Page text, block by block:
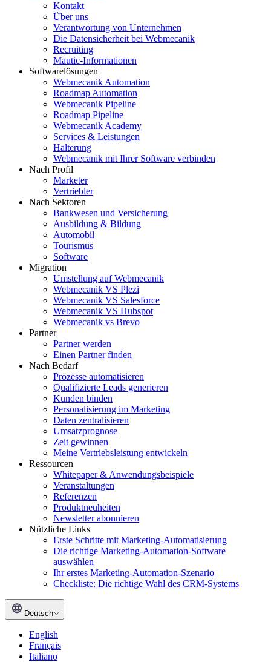
Kontakt
Über uns
Verantwortung von Unternehmen
Die Datensicherheit bei Webmecanik
Recruiting
Mautic-Informationen
Softwarelösungen
Webmecanik Automation
Roadmap Automation
Webmecanik Pipeline
Roadmap Pipeline
Webmecanik Academy
Services & Leistungen
Halterung
Webmecanik mit Ihrer Software verbinden
Nach Profil
Marketer
Vertriebler
Nach Sektoren
Bankwesen und Versicherung
Ausbildung & Bildung
Automobil
Tourismus
Software
Migration
Umstellung auf Webmecanik
Webmecanik VS Plezi
Webmecanik VS Salesforce
Webmecanik VS Hubspot
Webmecanik vs Brevo
Partner
Partner werden
Einen Partner finden
Nach Bedarf
Prozesse automatisieren
Qualifizierte Leads generieren
Kunden binden
Personalisierung im Marketing
Daten zentralisieren
Umsatzprognose
Zeit gewinnen
Meine Vertriebsleistung entwickeln
Ressourcen
Whitepaper & Anwendungsbeispiele
Veranstaltungen
Referenzen
Produktneuheiten
Newsletter abonnieren
Nützliche Links
Erste Schritte mit Marketing-Automatisierung
Die richtige Marketing-Automation-Software
auswählen
Ihr erstes Marketing-Automation-Szenario
Checkliste: Die richtige Wahl des CRM-Systems
Deutsch
English
Français
Italiano